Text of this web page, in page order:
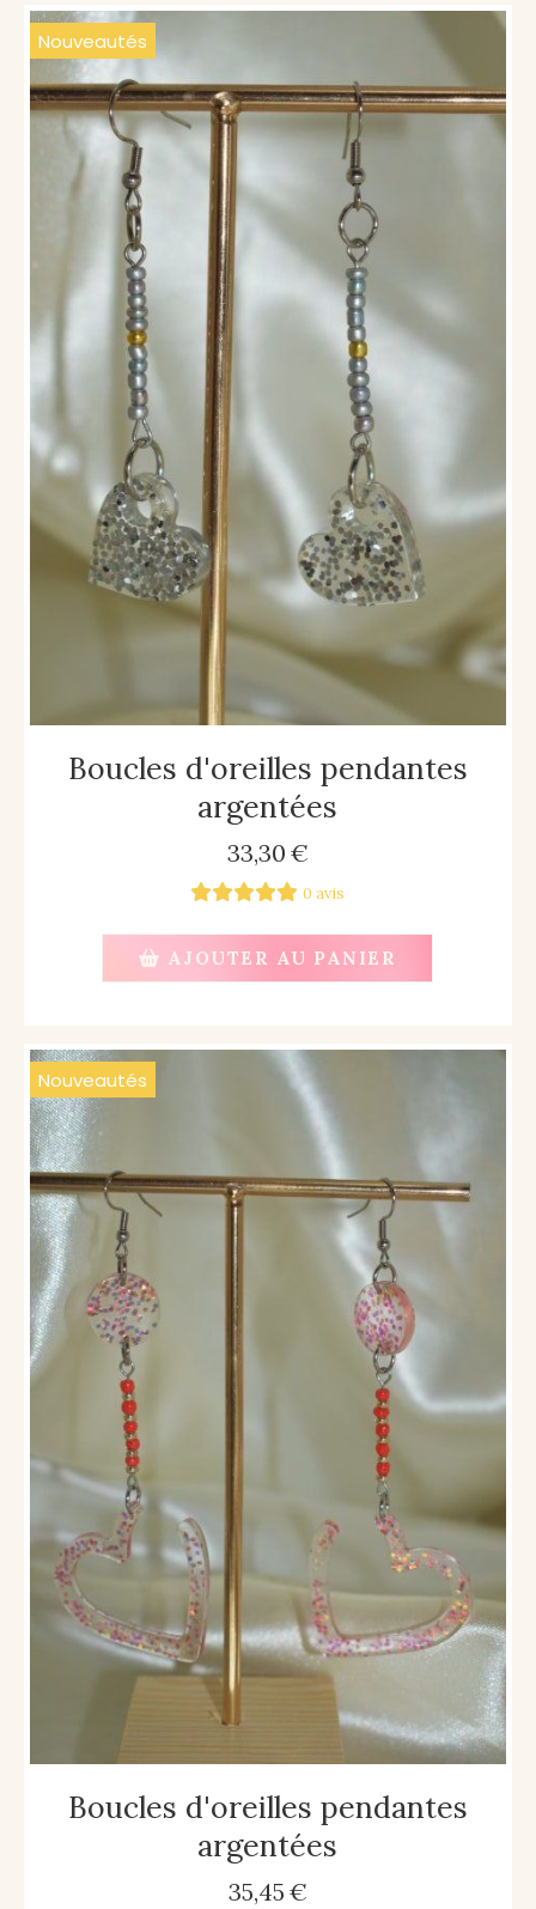
Nouveautés
Boucles d'oreilles pendantes
argentées
33,30 €
0 avis
AJOUTER AU PANIER
Nouveautés
Boucles d'oreilles pendantes
argentées
35,45 €